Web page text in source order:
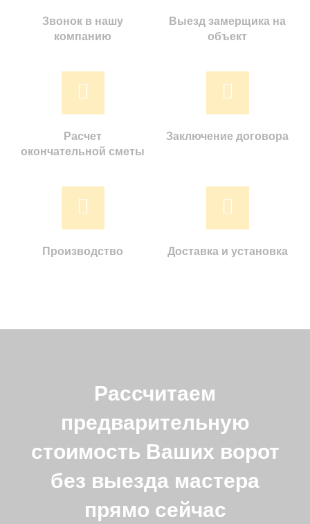
Звонок в нашу
компанию
Выезд замерщика на
объект
Расчет
окончательной сметы
Заключение договора
Производство Доставка и установка
Рассчитаем
предварительную
стоимость Ваших ворот
без выезда мастера
прямо сейчас